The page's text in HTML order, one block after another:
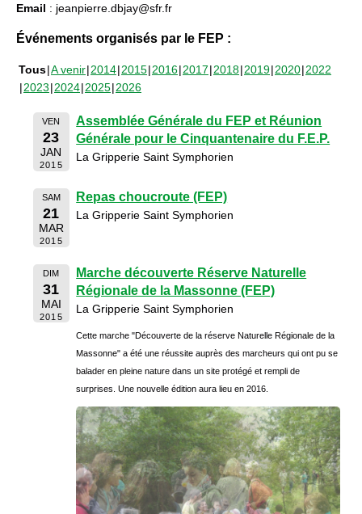
Email : jeanpierre.dbjay@sfr.fr
Événements organisés par le FEP :
Tous A venir 2014 2015 2016 2017 2018 2019 2020 2022
2023 2024 2025 2026
VEN
23
JAN
2015
Assemblée Générale du FEP et Réunion
Générale pour le Cinquantenaire du F.E.P.
La Gripperie Saint Symphorien
SAM
21
MAR
2015
Repas choucroute (FEP)
La Gripperie Saint Symphorien
DIM
31
MAI
2015
Marche découverte Réserve Naturelle
Régionale de la Massonne (FEP)
La Gripperie Saint Symphorien
Cette marche "Découverte de la réserve Naturelle Régionale de la
Massonne" a été une réussite auprès des marcheurs qui ont pu se
balader en pleine nature dans un site protégé et rempli de
surprises. Une nouvelle édition aura lieu en 2016.